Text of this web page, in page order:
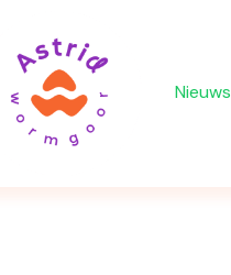
Nieuws